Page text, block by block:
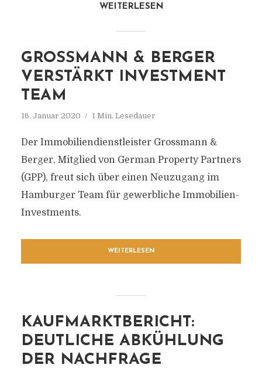
WEITERLESEN
GROSSMANN & BERGER
VERSTÄRKT INVESTMENT
TEAM
16. Januar 2020 1 Min. Lesedauer
Der Immobiliendienstleister Grossmann &
Berger, Mitglied von German Property Partners
(GPP), freut sich über einen Neuzugang im
Hamburger Team für gewerbliche Immobilien-
Investments.
WEITERLESEN
KAUFMARKTBERICHT:
DEUTLICHE ABKÜHLUNG
DER NACHFRAGE